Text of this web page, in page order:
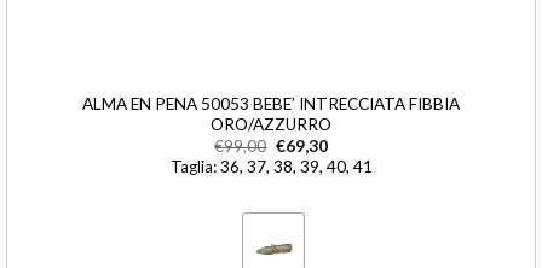
ALMA EN PENA 50053 BEBE’ INTRECCIATA FIBBIA
ORO/AZZURRO
€99,00 €69,30
Taglia: 36, 37, 38, 39, 40, 41